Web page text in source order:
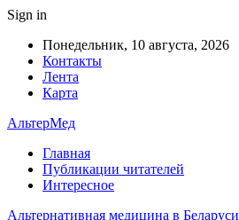
Sign in
Понедельник, 10 августа, 2026
Контакты
Лента
Карта
АльтерМед
Главная
Публикации читателей
Интересное
Альтернативная медицина в Беларуси